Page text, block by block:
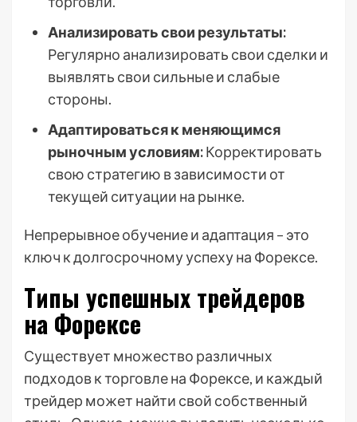
Анализировать свои результаты:
Регулярно анализировать свои сделки и
выявлять свои сильные и слабые
стороны.
Адаптироваться к меняющимся
рыночным условиям:Корректировать
свою стратегию в зависимости от
текущей ситуации на рынке.
Непрерывное обучение и адаптация – это
ключ к долгосрочному успеху на Форексе.
Типы успешных трейдеров
на Форексе
Существует множество различных
подходов к торговле на Форексе, и каждый
трейдер может найти свой собственный